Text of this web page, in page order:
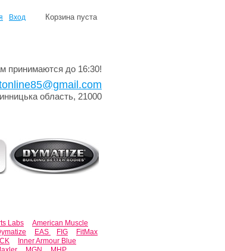
Корзина пуста
Вход
принимаются до 16:30!
область, 21000
Labs
American Muscle
EAS FIG
FitMax
Inner Armour Blue